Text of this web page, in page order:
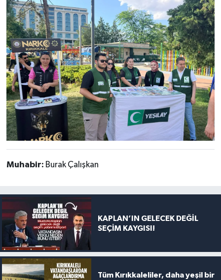
Muhabir: Burak Çalışkan
KAPLAN’IN GELECEK DEĞİL
SEÇİM KAYGISI!
Tüm Kırıkkaleliler, daha yeşil bir